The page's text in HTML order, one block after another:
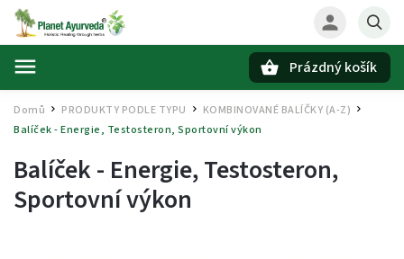
Prázdný košík
Domů / PRODUKTY PODLE TYPU KOMBINOVANÉ BALÍČKY (A-Z) /
Balíček - Energie, Testosteron, Sportovní výkon
Balíček - Energie, Testosteron,
Sportovní výkon